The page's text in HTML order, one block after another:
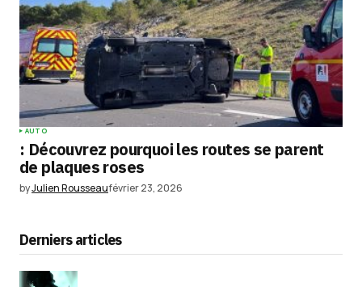
AUTO
: Découvrez pourquoi les routes se parent
de plaques roses
byJulien Rousseaufévrier 23, 2026
Derniers articles